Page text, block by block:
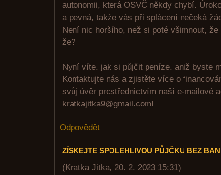
autonomii, která OSVČ někdy chybí.
a pevná, takže vás při splácení nečeká
Není nic horšího, než si poté všimnout,
že?
Nyní víte, jak si půjčit peníze, aniž byste
Kontaktujte nás a zjistěte více o
svůj úvěr prostřednictvím naší e-mailové
kratkajitka9@gmail.com!
Odpovědět
ZÍSKEJTE SPOLEHLIVOU PŮJČKU BEZ
(Kratka Jitka, 20. 2. 2023 15:31)